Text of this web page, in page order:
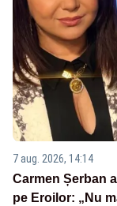
7 aug. 2026, 14:14
Carmen Șerban
pe Eroilor: „Nu